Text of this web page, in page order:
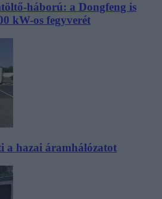
háború: a Dongfeng is
kW-os fegyverét
a hazai áramhálózatot